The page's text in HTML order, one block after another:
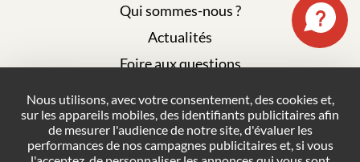
Qui sommes-nous ?
Actualités
Foire aux questions
Plan du site
Politique de confidentialité
Nous utilisons, avec votre consentement, des cookies et,
sur les appareils mobiles, des identifiants publicitaires afin
de mesurer l'audience de notre site, d'évaluer les
performances de nos campagnes publicitaires et, si vous